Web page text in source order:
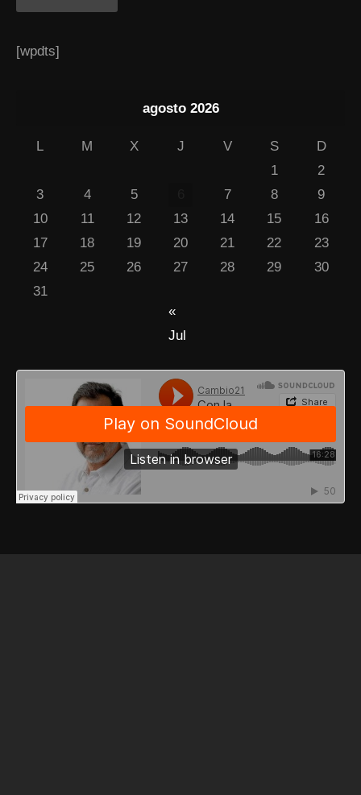
[wpdts]
agosto 2026
L M X J V S
D
1
2
3
4 5 7 8
9
10
11 12 13 14 15
16
17
18 19 20 21 22
23
24
25 26 27 28 29
30
31
«
Jul